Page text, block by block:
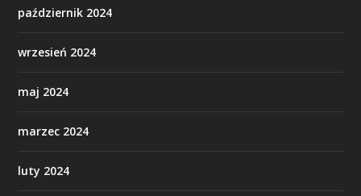
październik 2024
wrzesień 2024
maj 2024
marzec 2024
luty 2024